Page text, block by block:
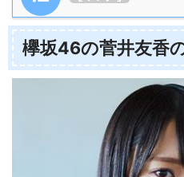
欅坂46の菅井友香